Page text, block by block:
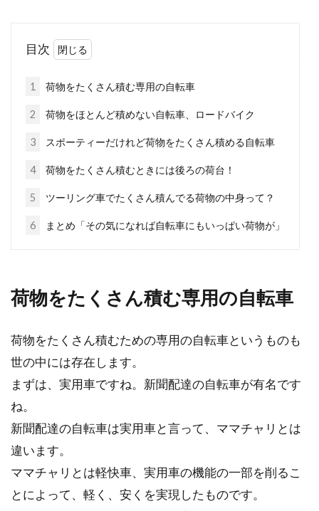
サイクリングやツーリングを趣味に持つ方で、
自転車で日本一周したいという方は多いのでは
自転車で安全に走ろう！渋滞時、す
り抜けは違反！？
近頃の自転車ブームで、本格的に自転車に乗る
人が増えました。都市部では、ロードバイクや
クロスバイク...
giantの自転車。その自転車と評判に
数ある自転車メーカーの中でも、比較的、安価
が出し...
すすめコース
目次
1 荷物をたくさん積む専用の自転車
2 荷物をほとんど積めない自転車、ロードバイク
3 スポーティーだけれど荷物をたくさん積める自転車
4 荷物をたくさん積むときには後ろの荷台！
5 ツーリング車でたくさん積んでる荷物の中身って？
6 まとめ「その気になれば自転車にもいっぱい荷物が」
荷物をたくさん積む専用の自転車
荷物をたくさん積むための専用の自転車というものも
世の中には存在します。
まずは、実用車ですね。新聞配達の自転車が有名です
ね。
新聞配達の自転車は実用車と言って、ママチャリとは
違います。
ママチャリとは軽快車、実用車の機能の一部を削るこ
とによって、軽く、安くを実現したものです。